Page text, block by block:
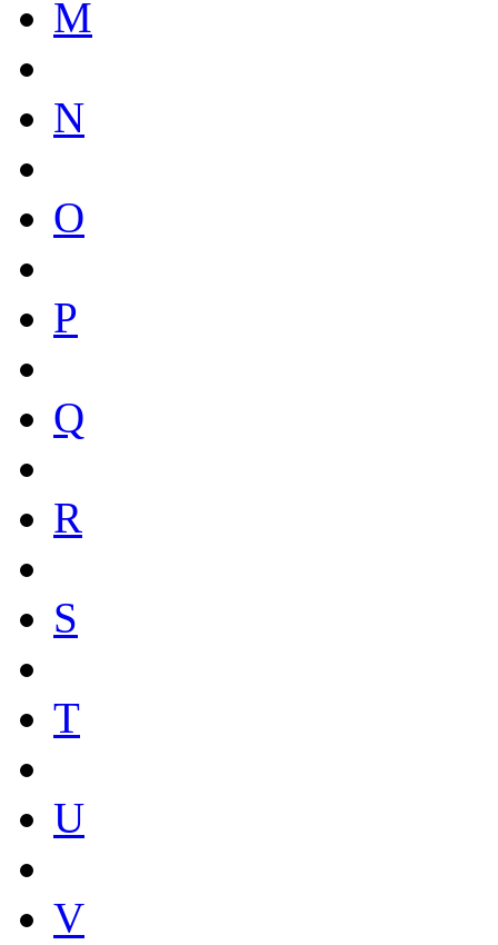
M
N
O
P
Q
R
S
T
U
V